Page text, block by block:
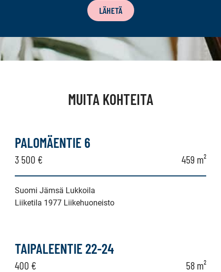
LÄHETÄ
MUITA KOHTEITA
PALOMÄENTIE 6
3 500 € 459 m²
Suomi Jämsä Lukkoila
Liiketila 1977 Liikehuoneisto
TAIPALEENTIE 22-24
400 € 58 m²